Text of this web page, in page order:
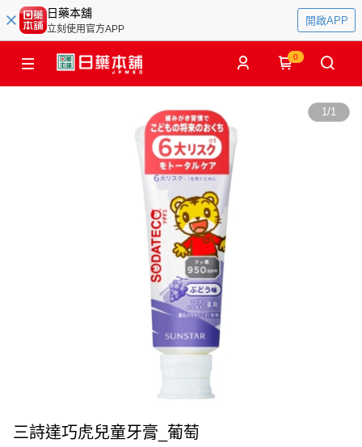
日藥本舖
立刻使用官方APP
開啟APP
0
1/1
三詩達巧虎兒童牙膏_葡萄